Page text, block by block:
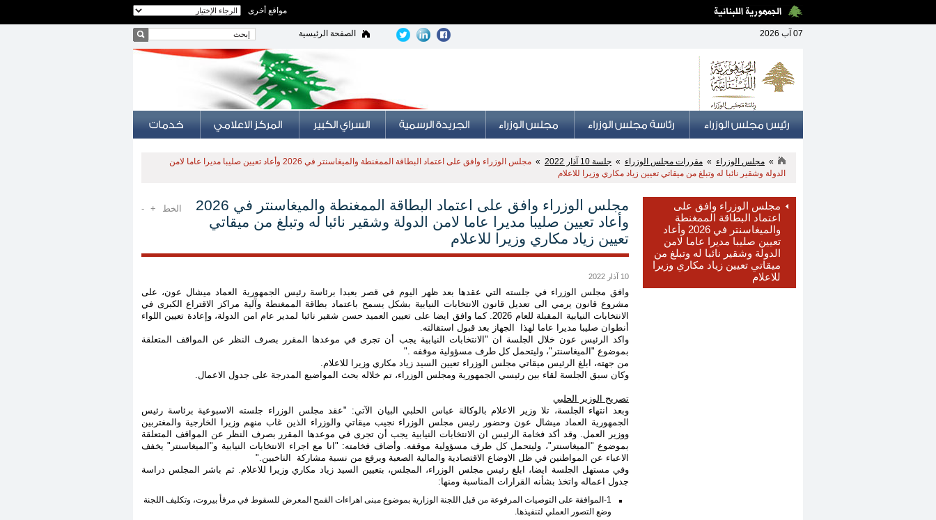
مواقع أخرى
07 آب 2026 الصفحة الرئيسية
» مجلس الوزراء » مقررات مجلس الوزراء » جلسة 10 آذار 2022 »
مجلس الوزراء وافق على اعتماد البطاقة الممغنطة والميغاسنتر في 2026 وأعاد تعيين صليبا مديرا عاما لامن
الدولة وشقير نائبا له وتبلغ من ميقاتي تعيين زياد مكاري وزيرا للاعلام
مجلس الوزراء وافق على
اعتماد البطاقة الممغنطة
والميغاسنتر في 2026 وأعاد
تعيين صليبا مديرا عاما لامن
الدولة وشقير نائبا له وتبلغ من
ميقاتي تعيين زياد مكاري وزيرا
للاعلام
مجلس الوزراء وافق على اعتماد البطاقة الممغنطة والميغاسنتر في 2026
وأعاد تعيين صليبا مديرا عاما لامن الدولة وشقير نائبا له وتبلغ من ميقاتي
تعيين زياد مكاري وزيرا للاعلام
الخط +
-
10 آذار 2022
وافق مجلس الوزراء في جلسته التي عقدها بعد ظهر اليوم في قصر بعبدا برئاسة رئيس الجمهورية العماد ميشال عون، على
مشروع قانون يرمي الى تعديل قانون الانتخابات النيابية بشكل يسمح باعتماد بطاقة الممغنطة وآلية مراكز الاقتراع الكبرى في
الانتخابات النيابية المقبلة للعام 2026. كما وافق ايضا على تعيين العميد حسن شقير نائبا لمدير عام امن الدولة، وإعادة تعيين اللواء
أنطوان صليبا مديرا عاما لهذا الجهاز بعد قبول استقالته.
واكد الرئيس عون خلال الجلسة ان "الانتخابات النيابية يجب أن تجرى في موعدها المقرر بصرف النظر عن المواقف المتعلقة
بموضوع "الميغاسنتر"، وليتحمل كل طرف مسؤولية موقفه ".
من جهته، ابلغ الرئيس ميقاتي مجلس الوزراء تعيين السيد زياد مكاري وزيرا للاعلام.
وكان سبق الجلسة لقاء بين رئيسي الجمهورية ومجلس الوزراء، تم خلاله بحث المواضيع المدرجة على جدول الاعمال.
تصريح الوزير الحلبي
وبعد انتهاء الجلسة، تلا وزير الاعلام بالوكالة عباس الحلبي البيان الآتي: "عقد مجلس الوزراء جلسته الاسبوعية برئاسة رئيس
الجمهورية العماد ميشال عون وحضور رئيس مجلس الوزراء نجيب ميقاتي والوزراء الذين غاب منهم وزيرا الخارجية والمغتربين
ووزير العمل. وقد أكد فخامة الرئيس ان الانتخابات النيابية يجب أن تجرى في موعدها المقرر بصرف النظر عن المواقف المتعلقة
بموضوع "الميغاسنتر"، وليتحمل كل طرف مسؤولية موقفه. وأضاف فخامته: "انا مع اجراء الانتخابات النيابية و"الميغاسنتر" يخفف
الاعباء عن المواطنين في ظل الاوضاع الاقتصادية والمالية الصعبة ويرفع من نسبة مشاركة الناخبين".
وفي مستهل الجلسة ايضا، ابلغ رئيس مجلس الوزراء، المجلس، بتعيين السيد زياد مكاري وزيرا للاعلام. ثم باشر المجلس دراسة
جدول اعماله واتخذ بشأنه القرارات المناسبة ومنها:
1-
الموافقة على التوصيات المرفوعة من قبل اللجنة الوزارية بموضوع مبنى اهراءات القمح المعرض للسقوط في مرفأ بيروت، وتكليف اللجنة
وضع التصور العملي لتنفيذها.